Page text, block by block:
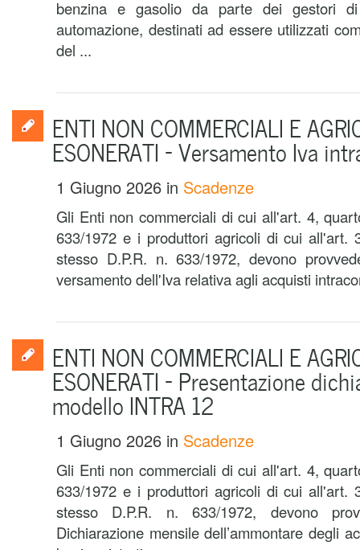
benzina e gasolio da parte dei gestori
automazione, destinati ad essere utilizzati
del ...
ENTI NON COMMERCIALI E
ESONERATI – Versamento Iva
1 Giugno 2026 in Scadenze
Gli Enti non commerciali di cui all'art. 4,
633/1972 e i produttori agricoli di cui all'art.
stesso D.P.R. n. 633/1972, devono
versamento dell'Iva relativa agli acquisti
ENTI NON COMMERCIALI E
ESONERATI – Presentazione
modello INTRA 12
1 Giugno 2026 in Scadenze
Gli Enti non commerciali di cui all'art. 4,
633/1972 e i produttori agricoli di cui all'art.
stesso D.P.R. n. 633/1972, devono
Dichiarazione mensile dell’ammontare degli